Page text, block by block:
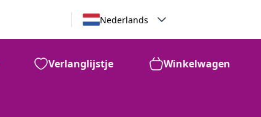
Nederlands
Verlanglijstje Winkelwagen